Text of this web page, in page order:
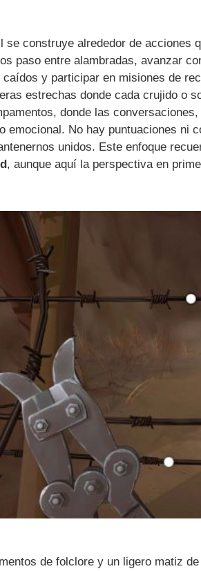
se construye alrededor de
paso entre alambradas, avanzar
y participar en misiones de
estrechas donde cada crujido o
donde las
emocional. No hay puntuaciones ni
unidos. Este enfoque
, aunque aquí la perspectiva en
de folclore y un ligero matiz